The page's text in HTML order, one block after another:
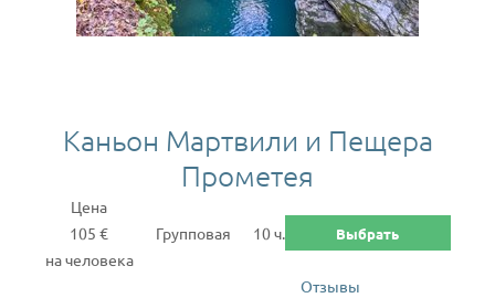
Каньон Мартвили и Пещера
Прометея
Цена
105 €
на человека
Групповая 10 ч. Выбрать
Отзывы